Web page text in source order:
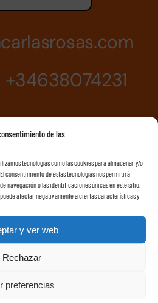
de las
tecnologías como las cookies para almacenar y/o
consentimiento de estas tecnologías nos permitirá
navegación o las identificaciones únicas en este sitio.
afectar negativamente a ciertas características y
y ver web
Rechazar
preferencias